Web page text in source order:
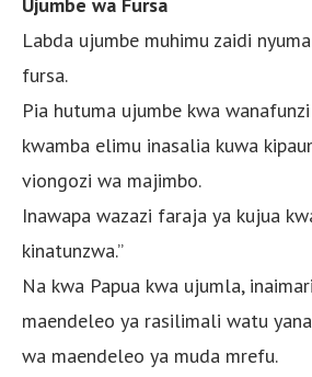
Ujumbe wa Fursa
Labda ujumbe muhimu zaidi
fursa.
Pia hutuma ujumbe kwa
kwamba elimu inasalia kuwa
viongozi wa majimbo.
Inawapa wazazi faraja ya kujua
kinatunzwa.”
Na kwa Papua kwa ujumla,
maendeleo ya rasilimali watu
wa maendeleo ya muda mrefu.